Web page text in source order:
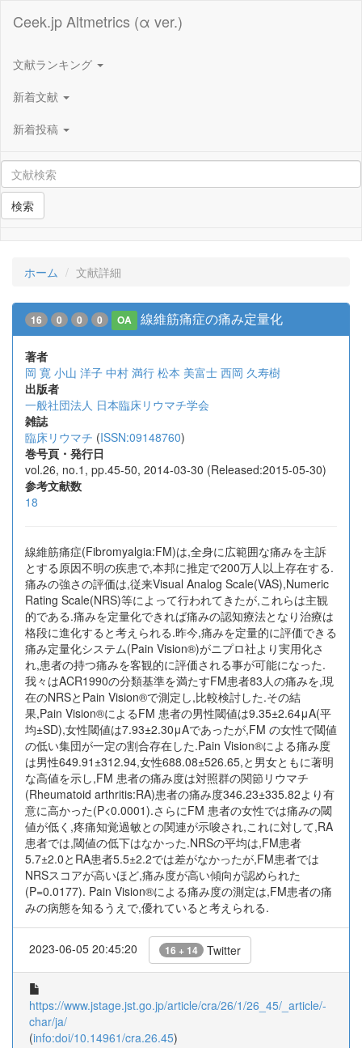
Ceek.jp Altmetrics (α ver.)
文献ランキング
新着文献
新着投稿
検索
ホーム 文献詳細
16 0 0 0 OA 線維筋痛症の痛み定量化
著者
岡 寛 小山 洋子 中村 満行 松本 美富士 西岡 久寿樹
出版者
一般社団法人 日本臨床リウマチ学会
雑誌
臨床リウマチ (ISSN:09148760)
巻号頁・発行日
vol.26, no.1, pp.45-50, 2014-03-30 (Released:2015-05-30)
参考文献数
18
線維筋痛症(Fibromyalgia:FM)は,全身に広範囲な痛みを主訴
とする原因不明の疾患で,本邦に推定で200万人以上存在する.
痛みの強さの評価は,従来Visual Analog Scale(VAS),Numeric
Rating Scale(NRS)等によって行われてきたが,これらは主観
的である.痛みを定量化できれば痛みの認知療法となり治療は
格段に進化すると考えられる.昨今,痛みを定量的に評価できる
痛み定量化システム(Pain Vision®)がニプロ社より実用化さ
れ,患者の持つ痛みを客観的に評価される事が可能になった.
我々はACR1990の分類基準を満たすFM患者83人の痛みを,現
在のNRSとPain Vision®で測定し,比較検討した.その結
果,Pain Vision®によるFM 患者の男性閾値は9.35±2.64μA(平
均±SD),女性閾値は7.93±2.30μAであったが,FM の女性で閾値
の低い集団が一定の割合存在した.Pain Vision®による痛み度
は男性649.91±312.94,女性688.08±526.65,と男女ともに著明
な高値を示し,FM 患者の痛み度は対照群の関節リウマチ
(Rheumatoid arthritis:RA)患者の痛み度346.23±335.82より有
意に高かった(P<0.0001).さらにFM 患者の女性では痛みの閾
値が低く,疼痛知覚過敏との関連が示唆され,これに対して,RA
患者では,閾値の低下はなかった.NRSの平均は,FM患者
5.7±2.0とRA患者5.5±2.2では差がなかったが,FM患者では
NRSスコアが高いほど,痛み度が高い傾向が認められた
(P=0.0177). Pain Vision®による痛み度の測定は,FM患者の痛
みの病態を知るうえで,優れていると考えられる.
2023-06-05 20:45:20 16 + 14 Twitter
https://www.jstage.jst.go.jp/article/cra/26/1/26_45/_article/-
char/ja/
(info:doi/10.14961/cra.26.45)